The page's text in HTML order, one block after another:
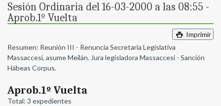
Sesión Ordinaria del 16-03-2000 a las 08:55 -
Aprob.1º Vuelta
Imprimir
Resumen: Reunión III - Renuncia Secretaria Legislativa
Massaccesi, asume Meilán. Jura legisladora Massaccesi - Sanción
Hábeas Corpus.
Aprob.1º Vuelta
Total: 3 expedientes